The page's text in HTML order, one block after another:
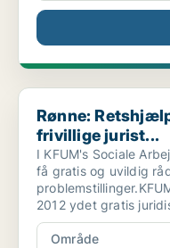
Rønne: Retshjælpen i
Rønne:
frivillige jurist...
I KFUM's Sociale
få gratis og uvildig
2012 ydet gratis
Område